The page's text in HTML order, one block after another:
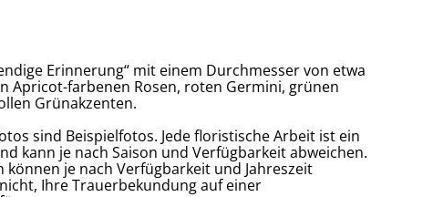
Erinnerung“ mit einem Durchmesser von etwa
Apricot-farbenen Rosen, roten Germini, grünen
Grünakzenten.
sind Beispielfotos. Jede floristische Arbeit ist ein
kann je nach Saison und Verfügbarkeit abweichen.
können je nach Verfügbarkeit und Jahreszeit
Ihre Trauerbekundung auf einer